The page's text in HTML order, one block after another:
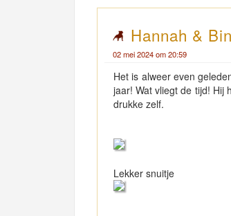
Hannah &
02 mei 2024 om 20:59
Het is alweer even
jaar! Wat vliegt de tijd! Hij
drukke zelf.
Lekker snuitje